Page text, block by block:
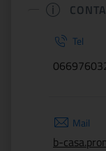
Tel
Mail
b-